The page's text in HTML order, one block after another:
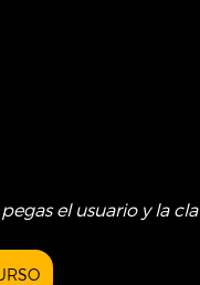
el usuario y la